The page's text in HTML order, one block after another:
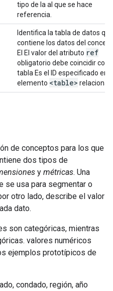
tipo de la al que se hace
referencia.
Identifica la tabla de datos que
contiene los datos del
El El valor del atributo ref
obligatorio debe coincidir con
tabla Es el ID especificado en
elemento <table>
de conceptos para los que
dos tipos de
y métricas. Una
se usa para segmentar o
otro lado, describe el valor
dato.
son categóricas, mientras
valores numéricos
ejemplos prototípicos de
condado, región, año